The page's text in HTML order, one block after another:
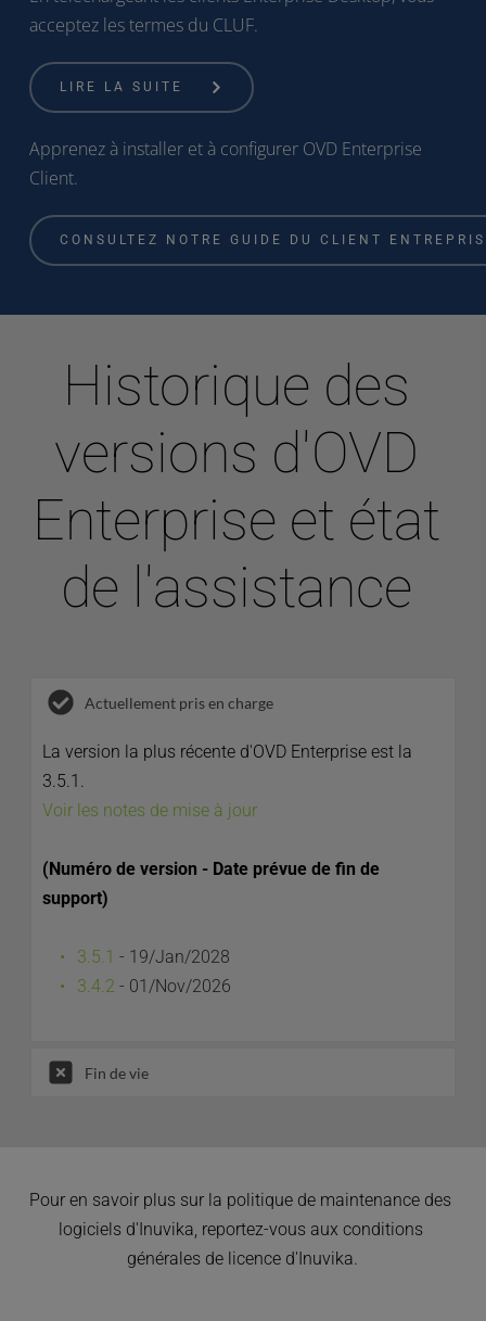
acceptez les termes du CLUF.
LIRE LA SUITE
Apprenez à installer et à configurer OVD Enterprise
Client.
CONSULTEZ NOTRE GUIDE DU CLIENT
Historique des
versions d'OVD
Enterprise et état
de l'assistance
Actuellement pris en charge
La version la plus récente d'OVD Enterprise est la
3.5.1.
Voir les notes de mise à jour
(Numéro de version - Date prévue de fin de
support)
3.5.1 - 19/Jan/2028
3.4.2 - 01/Nov/2026
Fin de vie
Pour en savoir plus sur la politique de maintenance des
logiciels d'Inuvika, reportez-vous aux conditions
générales de licence d'Inuvika.